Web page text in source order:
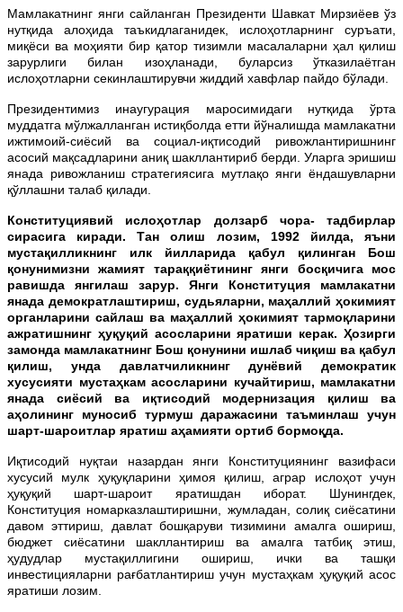
Мамлакатнинг янги сайланган Президенти Шавкат Мирзиёев ўз
нутқида алоҳида таъкидлаганидек, ислоҳотларнинг суръати,
миқёси ва моҳияти бир қатор тизимли масалаларни ҳал қилиш
зарурлиги билан изоҳланади, буларсиз ўтказилаётган
ислоҳотларни секинлаштирувчи жиддий хавфлар пайдо бўлади.
Президентимиз инаугурация маросимидаги нутқида ўрта
муддатга мўлжалланган истиқболда етти йўналишда мамлакатни
ижтимоий-сиёсий ва социал-иқтисодий ривожлантиришнинг
асосий мақсадларини аниқ шакллантириб берди. Уларга эришиш
янада ривожланиш стратегиясига мутлақо янги ёндашувларни
қўллашни талаб қилади.
Конституциявий ислоҳотлар долзарб чора- тадбирлар
сирасига киради. Тан олиш лозим, 1992 йилда, яъни
мустақилликнинг илк йилларида қабул қилинган Бош
қонунимизни жамият тараққиётининг янги босқичига мос
равишда янгилаш зарур. Янги Конституция мамлакатни
янада демократлаштириш, судьяларни, маҳаллий ҳокимият
органларини сайлаш ва маҳаллий ҳокимият тармоқларини
ажратишнинг ҳуқуқий асосларини яратиши керак. Ҳозирги
замонда мамлакатнинг Бош қонунини ишлаб чиқиш ва қабул
қилиш, унда давлатчиликнинг дунёвий демократик
хусусияти мустаҳкам асосларини кучайтириш, мамлакатни
янада сиёсий ва иқтисодий модернизация қилиш ва
аҳолининг муносиб турмуш даражасини таъминлаш учун
шарт-шароитлар яратиш аҳамияти ортиб бормоқда.
Иқтисодий нуқтаи назардан янги Конституциянинг вазифаси
хусусий мулк ҳуқуқларини ҳимоя қилиш, аграр ислоҳот учун
ҳуқуқий шарт-шароит яратишдан иборат. Шунингдек,
Конституция номарказлаштиришни, жумладан, солиқ сиёсатини
давом эттириш, давлат бошқаруви тизимини амалга ошириш,
бюджет сиёсатини шакллантириш ва амалга татбиқ этиш,
ҳудудлар мустақиллигини ошириш, ички ва ташқи
инвестицияларни рағбатлантириш учун мустаҳкам ҳуқуқий асос
яратиши лозим.